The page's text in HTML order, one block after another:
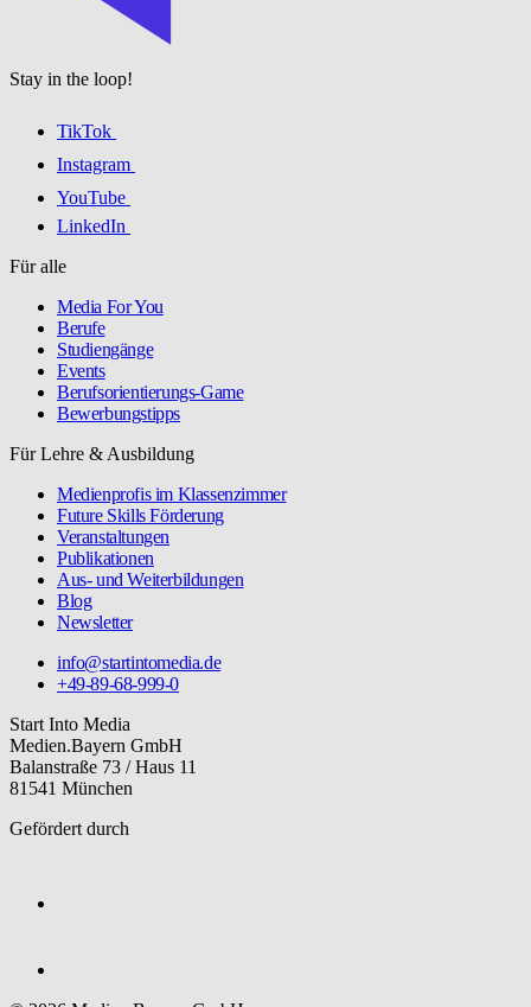
Stay in the loop!
TikTok
Instagram
YouTube
LinkedIn
Für alle
Media For You
Berufe
Studiengänge
Events
Berufsorientierungs-Game
Bewerbungstipps
Für Lehre & Ausbildung
Medienprofis im Klassenzimmer
Future Skills Förderung
Veranstaltungen
Publikationen
Aus- und Weiterbildungen
Blog
Newsletter
info@startintomedia.de
+49-89-68-999-0
Start Into Media
Medien.Bayern GmbH
Balanstraße 73 / Haus 11
81541 München
Gefördert durch